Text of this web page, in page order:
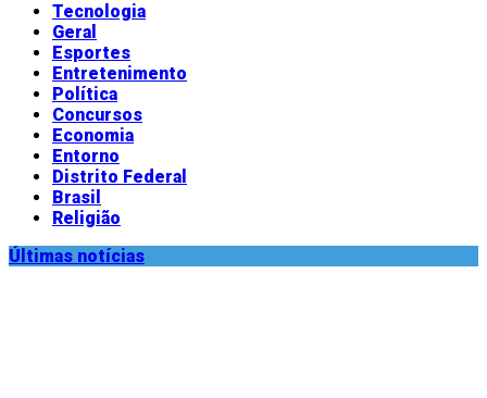
Tecnologia
Geral
Esportes
Entretenimento
Política
Concursos
Economia
Entorno
Distrito Federal
Brasil
Religião
Últimas notícias